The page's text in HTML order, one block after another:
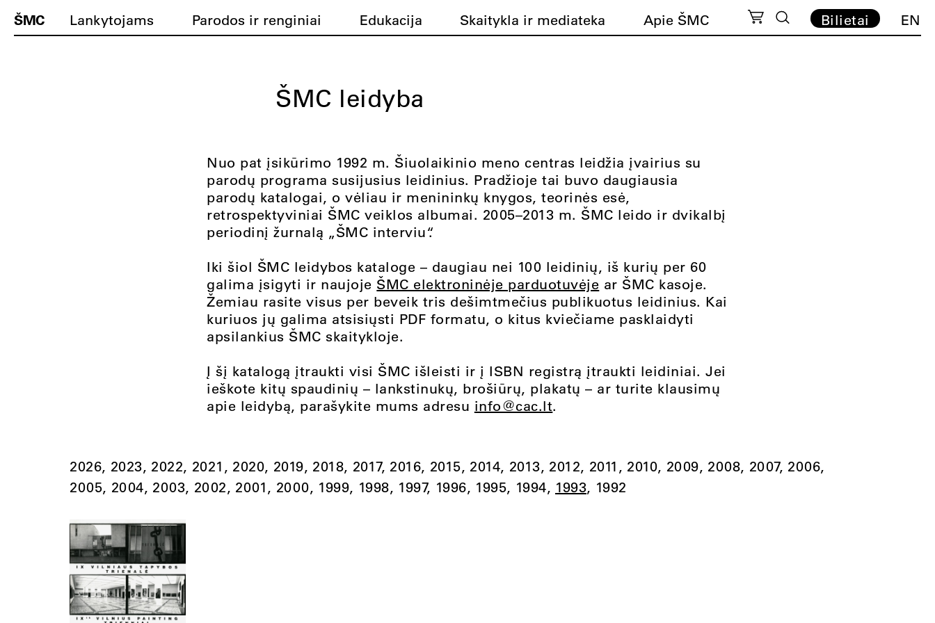
ŠMC Lankytojams Parodos ir renginiai Edukacija Skaitykla ir mediateka Apie ŠMC Bilietai EN
ŠMC leidyba
Nuo pat įsikūrimo 1992 m. Šiuolaikinio meno centras leidžia įvairius su
parodų programa susijusius leidinius. Pradžioje tai buvo daugiausia
parodų katalogai, o vėliau ir menininkų knygos, teorinės esė,
retrospektyviniai ŠMC veiklos albumai. 2005–2013 m. ŠMC leido ir dvikalbį
periodinį žurnalą „ŠMC interviu“.
Iki šiol ŠMC leidybos kataloge – daugiau nei 100 leidinių, iš kurių per 60
galima įsigyti ir naujoje ŠMC elektroninėje parduotuvėje ar ŠMC kasoje.
Žemiau rasite visus per beveik tris dešimtmečius publikuotus leidinius. Kai
kuriuos jų galima atsisiųsti PDF formatu, o kitus kviečiame pasklaidyti
apsilankius ŠMC skaitykloje.
Į šį katalogą įtraukti visi ŠMC išleisti ir į ISBN registrą įtraukti leidiniai. Jei
ieškote kitų spaudinių – lankstinukų, brošiūrų, plakatų – ar turite klausimų
apie leidybą, parašykite mums adresu info@cac.lt.
2026 2023 2022 2021 2020 2019 2018 2017 2016 2015 2014 2013 2012 2011 2010 2009 2008 2007 2006
2005 2004 2003 2002 2001 2000 1999 1998 1997 1996 1995 1994 1993 1992